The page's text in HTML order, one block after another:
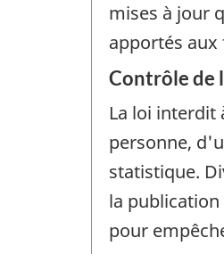
mises à jour
apportés
Contrôle de
La loi
personne,
statistique.
la
pour